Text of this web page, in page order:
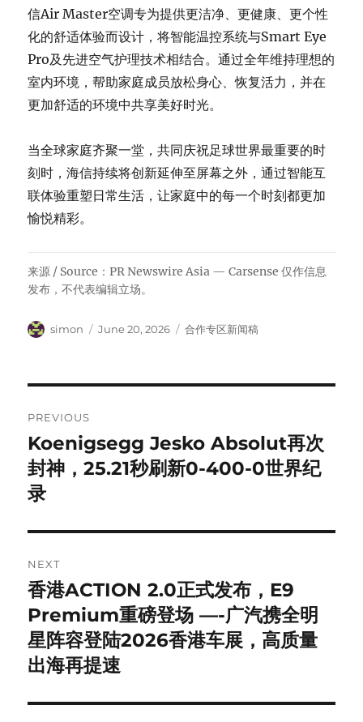
信Air Master空调专为提供更洁净、更健康、更个性
化的舒适体验而设计，将智能温控系统与Smart Eye
Pro及先进空气护理技术相结合。通过全年维持理想的
室内环境，帮助家庭成员放松身心、恢复活力，并在
更加舒适的环境中共享美好时光。
当全球家庭齐聚一堂，共同庆祝足球世界最重要的时
刻时，海信持续将创新延伸至屏幕之外，通过智能互
联体验重塑日常生活，让家庭中的每一个时刻都更加
愉悦精彩。
来源 / Source：PR Newswire Asia — Carsense 仅作信息
发布，不代表编辑立场。
Author
simon
Posted
June 20, 2026 Categories
合作专区新闻稿
navigation
PREVIOUS
Previous
post:
Koenigsegg Jesko Absolut再次
封神，25.21秒刷新0-400-0世界纪
录
NEXT
Next
post:
香港ACTION 2.0正式发布，E9
Premium重磅登场 —-广汽携全明
星阵容登陆2026香港车展，高质量
出海再提速